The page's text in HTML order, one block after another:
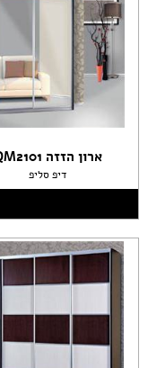
ארון הזזה QM2101
דיפ סליפ